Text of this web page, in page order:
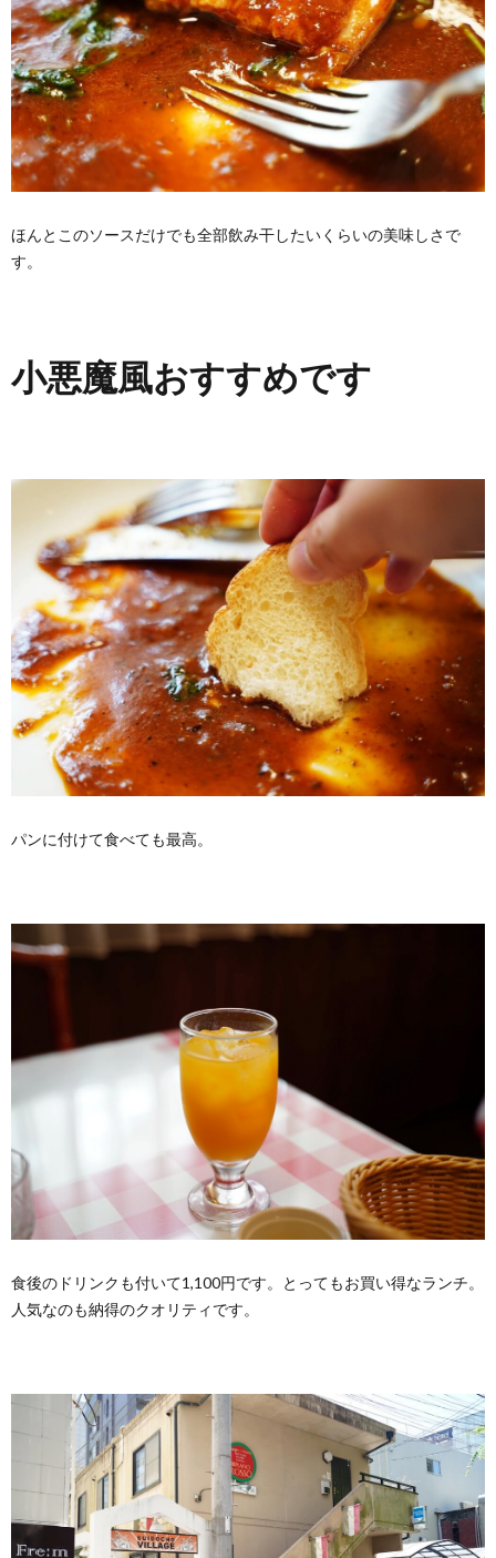
ほんとこのソースだけでも全部飲み干したいくらいの美味しさで
す。
小悪魔風おすすめです
パンに付けて食べても最高。
食後のドリンクも付いて1,100円です。とってもお買い得なランチ。
人気なのも納得のクオリティです。